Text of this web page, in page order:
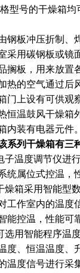
型号的干燥箱均
钢板冲压折制
采用碳钢板或镜
搁板，用来放置
热的空气通过后
门上设有可供观
恒温鼓风干燥箱
内装有电器元件。
系列干燥箱有三
子温度调节仪进
统属位式控温，
燥箱采用智能型
工作室内的温
能控温，性能可
选用智能程序温
度、恒温温度、
温度信号进行